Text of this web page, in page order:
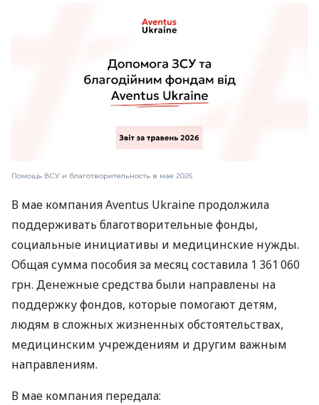
Помощь ВСУ и благотворительность в мае 2026
В мае компания Aventus Ukraine продолжила
поддерживать благотворительные фонды,
социальные инициативы и медицинские нужды.
Общая сумма пособия за месяц составила 1 361 060
грн. Денежные средства были направлены на
поддержку фондов, которые помогают детям,
людям в сложных жизненных обстоятельствах,
медицинским учреждениям и другим важным
направлениям.
В мае компания передала: